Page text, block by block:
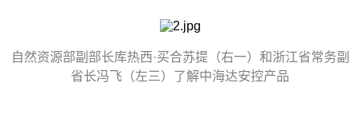
自然资源部副部长库热西·买合苏提（右一）和浙江省常务副
省长冯飞（左三）了解中海达安控产品